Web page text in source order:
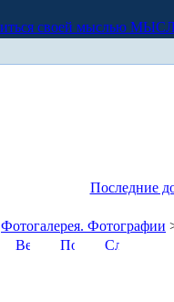
Последние
Фотогалерея. Фотографии